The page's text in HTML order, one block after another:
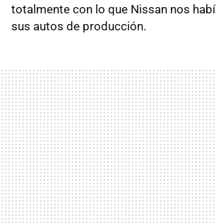
totalmente con lo que Nissan nos
sus autos de producción.